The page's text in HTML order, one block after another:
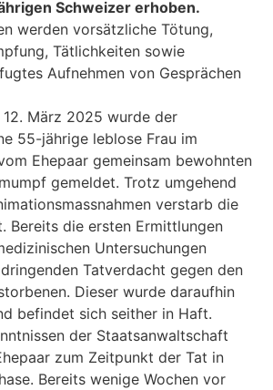
Schweizer erhoben.
werden vorsätzliche Tötung,
Tätlichkeiten sowie
Aufnehmen von Gesprächen
März 2025 wurde der
55-jährige leblose Frau im
Ehepaar gemeinsam bewohnten
gemeldet. Trotz umgehend
verstarb die
Bereits die ersten Ermittlungen
Untersuchungen
Tatverdacht gegen den
Dieser wurde daraufhin
befindet sich seither in Haft.
der Staatsanwaltschaft
zum Zeitpunkt der Tat in
Bereits wenige Wochen vor